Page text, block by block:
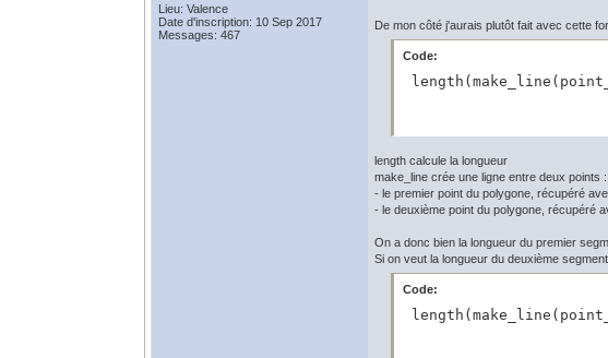
Lieu: Valence
Date d'inscription: 10 Sep 2017
Messages: 467
De mon côté j'aurais plutôt fait avec cette
Code:
length calcule la longueur
make_line crée une ligne entre deux points :
- le premier point du polygone, récupéré
- le deuxième point du polygone, récupéré
On a donc bien la longueur du premier
Si on veut la longueur du deuxième
Code: